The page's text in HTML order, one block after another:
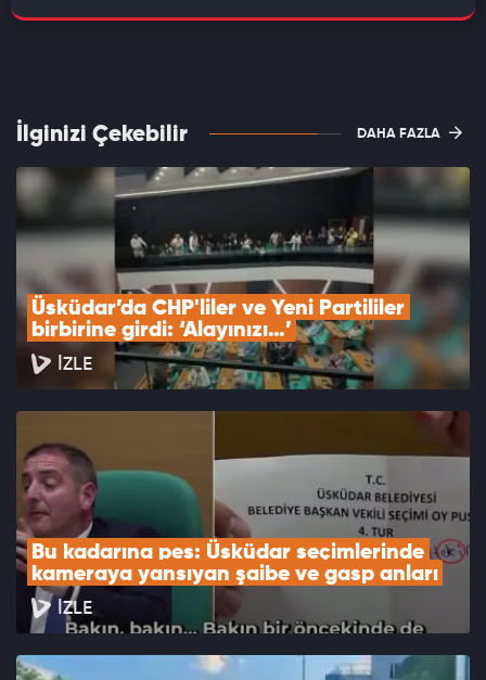
İlginizi Çekebilir DAHA FAZLA
Üsküdar’da CHP'liler ve Yeni Partililer
birbirine girdi: ‘Alayınızı…’
İZLE
Bu kadarına pes: Üsküdar seçimlerinde
kameraya yansıyan şaibe ve gasp anları
İZLE